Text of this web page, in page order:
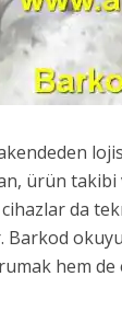
ürün
da
Barkod
hem